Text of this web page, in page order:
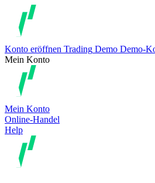
Konto eröffnen Trading Demo Demo-
Mein Konto
Mein Konto
Online-Handel
Help